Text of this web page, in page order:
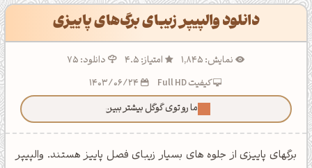
دانلود والپیپر زیبای برگ‌های پاییزی
نمایش: 1,845 امتیاز: 4.5
دانلود: 75
کیفیت Full HD
ما رو توی گوگل بیشتر ببین!
برگهای پاییزی از جلوه های بسیار زیبای فصل پاییز هستند. والپیپر